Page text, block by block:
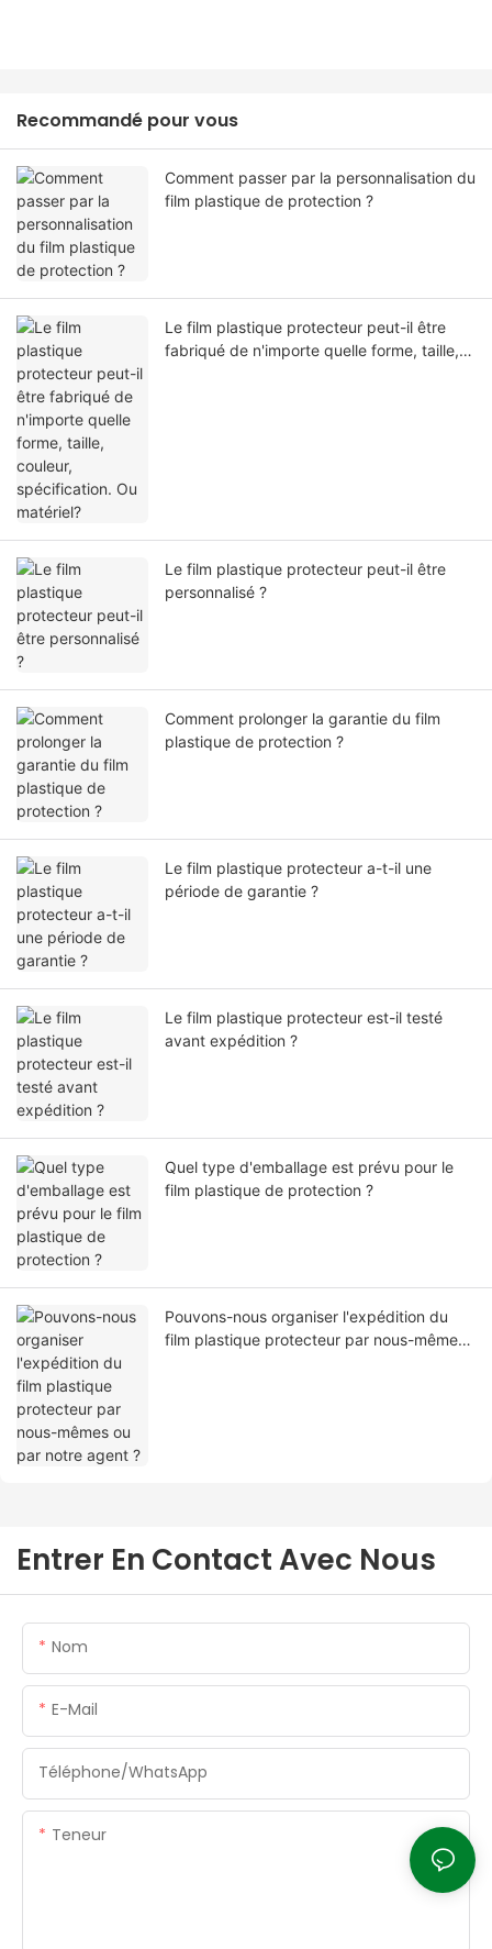
Recommandé pour vous
Comment passer par la personnalisation du
film plastique de protection ?
Le film plastique protecteur peut-il être
fabriqué de n'importe quelle forme, taille,
Le film plastique protecteur peut-il être
personnalisé ?
Comment prolonger la garantie du film
plastique de protection ?
Le film plastique protecteur a-t-il une
période de garantie ?
Le film plastique protecteur est-il testé
avant expédition ?
Quel type d'emballage est prévu pour le
film plastique de protection ?
Pouvons-nous organiser l'expédition du
film plastique protecteur par nous-mêmes
Entrer En Contact Avec Nous
Nom
E-Mail
Téléphone/WhatsApp
Teneur